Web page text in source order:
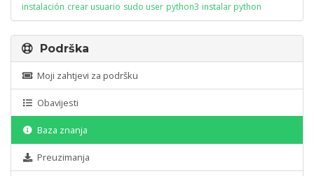
instalación crear usuario sudo user python3 instalar python
Podrška
Moji zahtjevi za podršku
Obavijesti
Baza znanja
Preuzimanja